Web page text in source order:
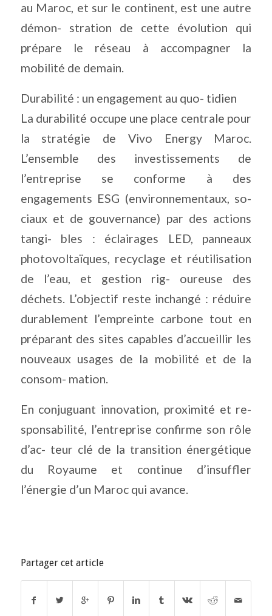
au Maroc, et sur le continent, est une autre
démon- stration de cette évolution qui
prépare le réseau à accompagner la
mobilité de demain.
Durabilité : un engagement au quo- tidien
La durabilité occupe une place centrale pour
la stratégie de Vivo Energy Maroc.
L’ensemble des investissements de
l’entreprise se conforme à des
engagements ESG (environnementaux, so-
ciaux et de gouvernance) par des actions
tangi- bles : éclairages LED, panneaux
photovoltaïques, recyclage et réutilisation
de l’eau, et gestion rig- oureuse des
déchets. L’objectif reste inchangé : réduire
durablement l’empreinte carbone tout en
préparant des sites capables d’accueillir les
nouveaux usages de la mobilité et de la
consom- mation.
En conjuguant innovation, proximité et re-
sponsabilité, l’entreprise confirme son rôle
d’ac- teur clé de la transition énergétique
du Royaume et continue d’insuffler
l’énergie d’un Maroc qui avance.
Partager cet article